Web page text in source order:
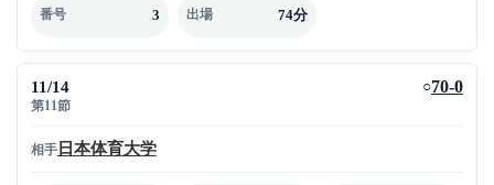
番号 3 出場 74分
11/14
第11節
○70-0
相手 日本体育大学